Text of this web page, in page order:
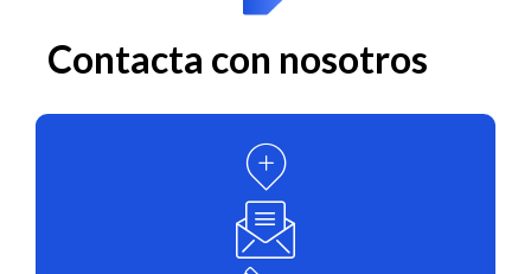
Contacta con nosotros